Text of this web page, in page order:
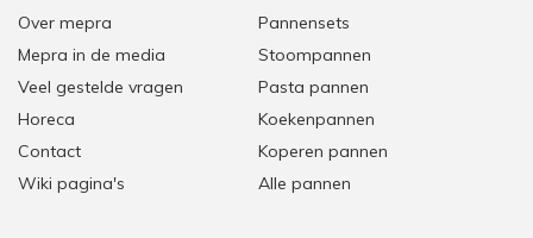
Over mepra
Mepra in de media
Veel gestelde vragen
Horeca
Contact
Wiki pagina's
Pannensets
Stoompannen
Pasta pannen
Koekenpannen
Koperen pannen
Alle pannen